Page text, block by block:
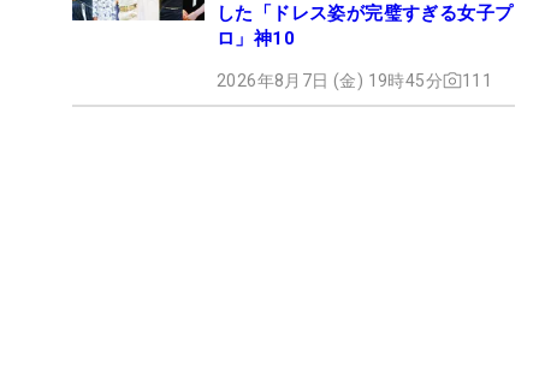
した「ドレス姿が完璧すぎる女子プ
ロ」神10
2026年8月7日 (金) 19時45分 111